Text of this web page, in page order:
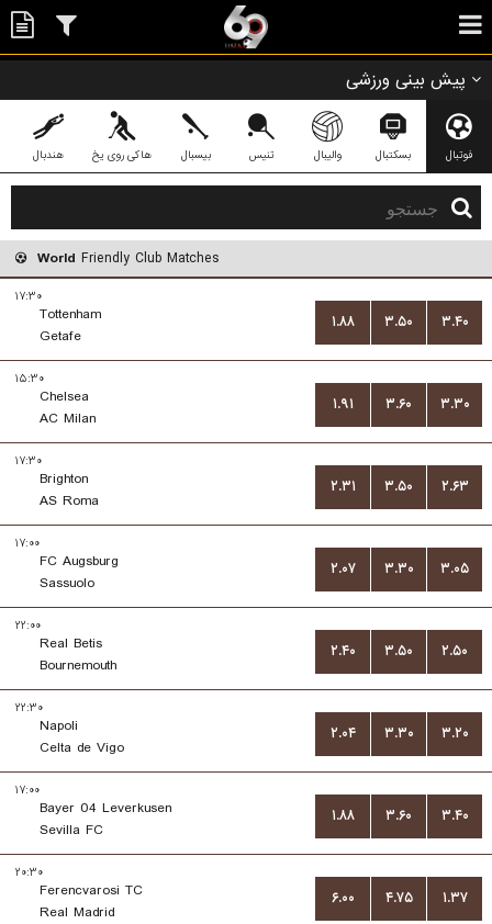
پیش بینی ورزشی
فوتبال بسکتبال والیبال تنیس بیسبال هاکی روی یخ هندبال
World Friendly Club Matches
۱۷:۳۰
Tottenham
Getafe
۱.۸۸ ۳.۵۰ ۳.۴۰
۱۵:۳۰
Chelsea
AC Milan
۱.۹۱ ۳.۶۰ ۳.۳۰
۱۷:۳۰
Brighton
AS Roma
۲.۳۱ ۳.۵۰ ۲.۶۳
۱۷:۰۰
FC Augsburg
Sassuolo
۲.۰۷ ۳.۳۰ ۳.۰۵
۲۲:۰۰
Real Betis
Bournemouth
۲.۴۰ ۳.۵۰ ۲.۵۰
۲۲:۳۰
Napoli
Celta de Vigo
۲.۰۴ ۳.۳۰ ۳.۲۰
۱۷:۰۰
Bayer 04 Leverkusen
Sevilla FC
۱.۸۸ ۳.۶۰ ۳.۴۰
۲۰:۳۰
Ferencvarosi TC
Real Madrid
۶.۰۰ ۴.۷۵ ۱.۳۷